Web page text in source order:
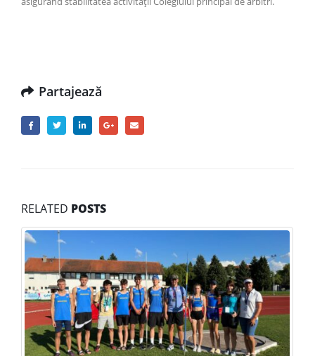
Partajează
RELATED POSTS